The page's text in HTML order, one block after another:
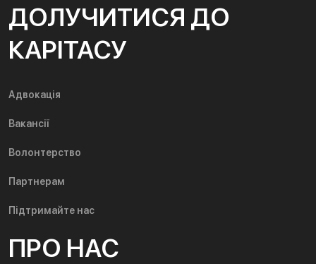
ДОЛУЧИТИСЯ ДО
КАРІТАСУ
Адвокація
Вакансії
Волонтерство
Партнерам
Підтримайте нас
ПРО НАС